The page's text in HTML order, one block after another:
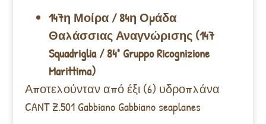
147η Μοίρα / 84η Ομάδα
Θαλάσσιας Αναγνώρισης (147
Squadriglia / 84° Gruppo Ricognizione
Marittima)
Αποτελούνταν από έξι (6) υδροπλάνα
CANT Z.501 Gabbiano Gabbiano seaplanes